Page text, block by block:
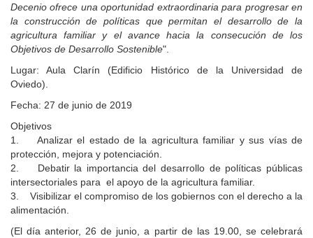
Decenio ofrece una oportunidad extraordinaria para progresar en
la construcción de políticas que permitan el desarrollo de la
agricultura familiar y el avance hacia la consecución de los
Objetivos de Desarrollo Sostenible".
Lugar: Aula Clarín (Edificio Histórico de la Universidad de
Oviedo).
Fecha: 27 de junio de 2019
Objetivos
1. Analizar el estado de la agricultura familiar y sus vías de
protección, mejora y potenciación.
2. Debatir la importancia del desarrollo de políticas públicas
intersectoriales para el apoyo de la agricultura familiar.
3. Visibilizar el compromiso de los gobiernos con el derecho a la
alimentación.
(El día anterior, 26 de junio, a partir de las 19.00, se celebrará